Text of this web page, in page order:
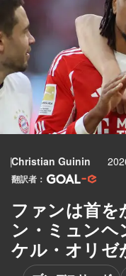
Christian Guinin
翻訳者：
ファンは首
ン・ミュンヘ
ケル・オリゼ